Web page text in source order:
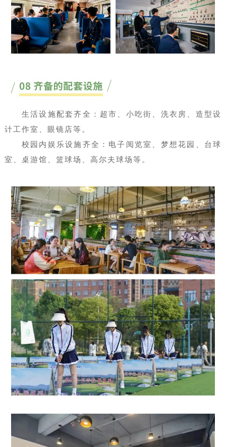
生活设施配套齐全：超市、小吃街、洗衣房、造型设
计工作室、眼镜店等。
校园内娱乐设施齐全：电子阅览室、梦想花园、台球
室、桌游馆、篮球场、高尔夫球场等。